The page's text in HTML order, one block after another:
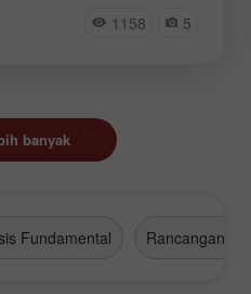
1158 5
banyak
Fundamental Rancangan